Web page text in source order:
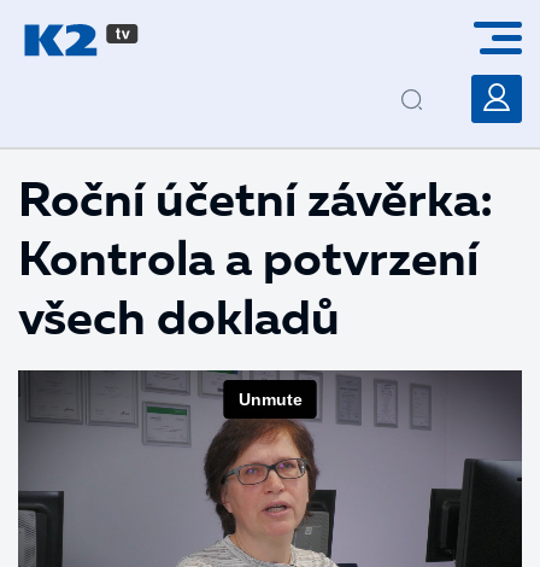
Roční účetní závěrka:
Kontrola a potvrzení
všech dokladů